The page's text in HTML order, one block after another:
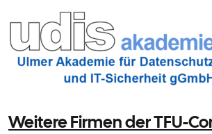
Weitere Firmen der TFU-